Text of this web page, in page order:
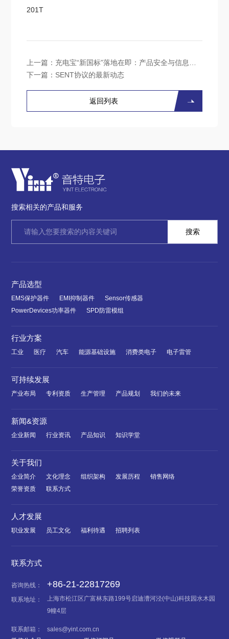
201T
上一篇： 充电宝“新国标”落地在即：产品安全与信息透明度将迎质变
下一篇： SENT协议的最新动态
返回列表
搜索相关的产品和服务
产品选型
EMS保护器件 EMI抑制器件
Sensor传感器
PowerDevices功率器件
SPD防雷模组
行业方案
工业 医疗 汽车 能源基础设施 消费类电子 电子雷管
可持续发展
产业布局 专利资质 生产管理 产品规划 我们的未来
新闻&资源
企业新闻 行业资讯 产品知识 知识学堂
关于我们
企业简介 文化理念 组织架构 发展历程
销售网络
荣誉资质
联系方式
人才发展
职业发展 员工文化 福利待遇 招聘列表
联系方式
咨询热线： +86-21-22817269
联系地址：
上海市松江区广富林东路199号启迪漕河泾(中山)科技园水木园
9幢4层
联系邮箱：
sales@yint.com.cn